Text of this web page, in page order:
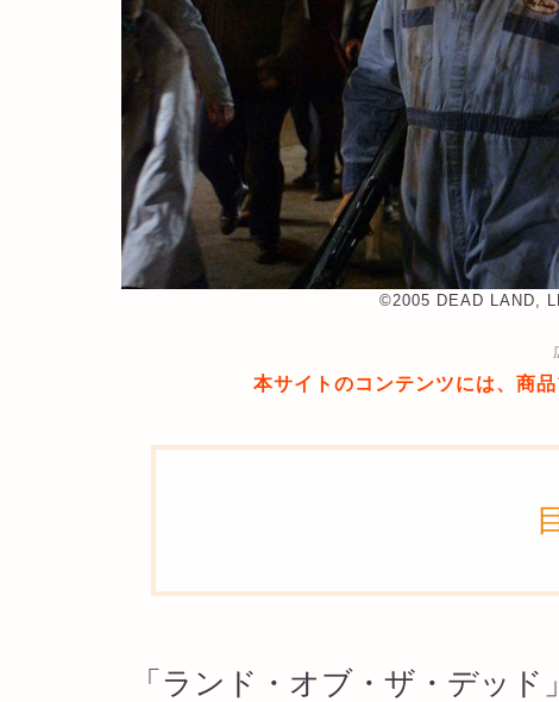
©︎2005 DEAD LAND,
本サイトのコンテンツには、商
「ランド・オブ・ザ・デッド